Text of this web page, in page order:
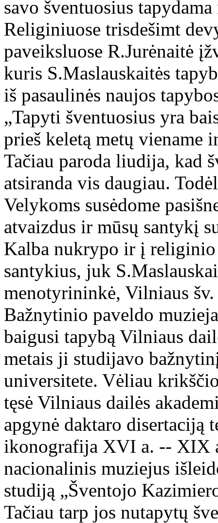
savo šventuosius
Religiniuose trisdešimt
paveiksluose R.Jurėnaitė
kuris S.Maslauskaitės
iš pasaulinės naujos
„Tapyti šventuosius yra
prieš keletą metų
Tačiau paroda liudija, kad
atsiranda vis daugiau.
Velykoms susėdome
atvaizdus ir mūsų santykį
Kalba nukrypo ir į
santykius, juk
menotyrininkė, Vilniaus
Bažnytinio paveldo
baigusi tapybą Vilniaus
metais ji studijavo
universitete. Vėliau
tęsė Vilniaus dailės
apgynė daktaro disertaciją
ikonografija XVI a. -- XIX
nacionalinis muziejus
studiją „Šventojo
Tačiau tarp jos nutapytų